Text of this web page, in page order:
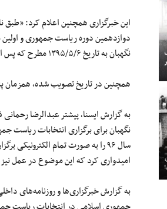
نگهبان به تاریخ ۱۳۹۵/۵/۶ مطرح که پس از بررسی، روز جمعه مورخ ۱۳۹۶/۲/۲۹ جهت برگزاری انتخابات مورد تصویب قرار گرفت».
همچنین در تاریخ تصویب شده٬ همزمان پنجمین انتخابات شوراهای اسلامی شهر وروستا نیز برگزار خواهد شد.
سال ۹۶ را به صورت تمام الکترونیکی برگزار کند و بر اساس مذاکرات٬ شورای نگهبان نیز از این موضوع استقبال کرده است.
امیدواری کرد که این موضوع در عمل نیز
به گزارش خبرگزاری‌ها و روزنامه‌های